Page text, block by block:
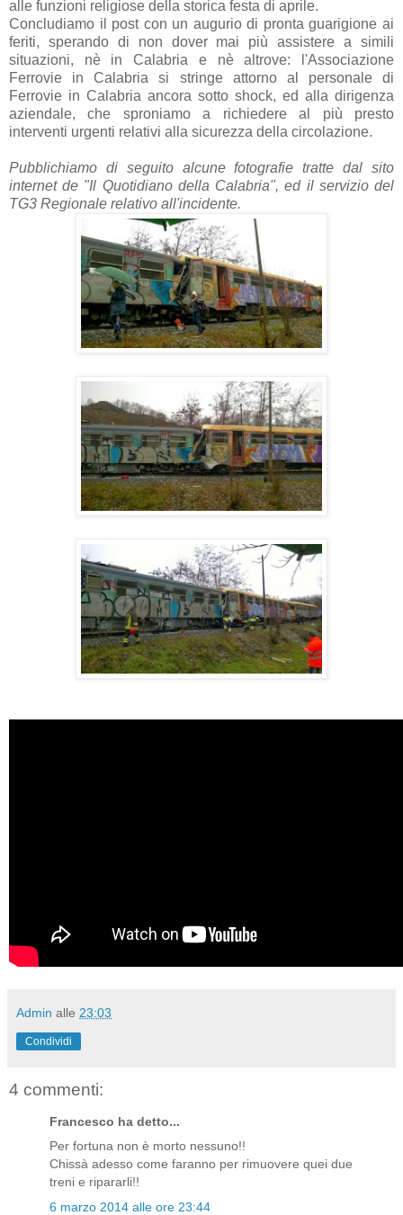
alle funzioni religiose della storica festa di aprile.
Concludiamo il post con un augurio di pronta guarigione ai
feriti, sperando di non dover mai più assistere a simili
situazioni, nè in Calabria e nè altrove: l'Associazione
Ferrovie in Calabria si stringe attorno al personale di
Ferrovie in Calabria ancora sotto shock, ed alla dirigenza
aziendale, che sproniamo a richiedere al più presto
interventi urgenti relativi alla sicurezza della circolazione.
Pubblichiamo di seguito alcune fotografie tratte dal sito
internet de "Il Quotidiano della Calabria", ed il servizio del
TG3 Regionale relativo all'incidente.
Admin alle 23:03
Condividi
4 commenti:
Francesco ha detto...
Per fortuna non è morto nessuno!!
Chissà adesso come faranno per rimuovere quei due
treni e ripararli!!
6 marzo 2014 alle ore 23:44